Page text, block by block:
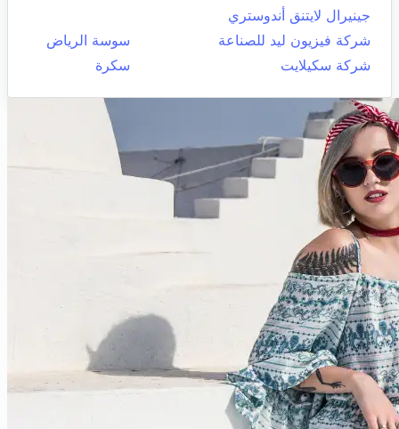
جينيرال لايتنق أندوستري
شركة فيزيون ليد للصناعة
سوسة الرياض
شركة سكيلايت
سكرة